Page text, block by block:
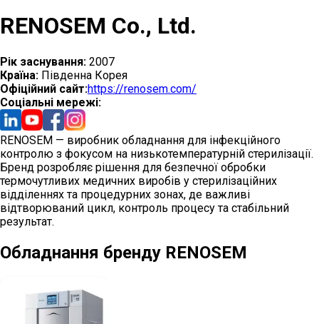
RENOSEM Co., Ltd.
Рік заснування: 2007
Країна: Південна Корея
Офіційний сайт:https://renosem.com/
Cоціальні мережі:
RENOSEM — виробник обладнання для інфекційного
контролю з фокусом на низькотемпературній стерилізації.
Бренд розробляє рішення для безпечної обробки
термочутливих медичних виробів у стерилізаційних
відділеннях та процедурних зонах, де важливі
відтворюваний цикл, контроль процесу та стабільний
результат.
Обладнання бренду RENOSEM